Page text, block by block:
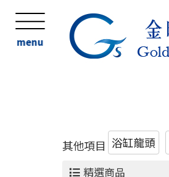
menu
其他項目 浴缸龍頭
精選商品